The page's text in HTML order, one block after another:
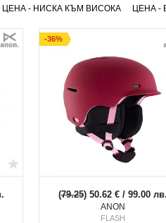
ЦЕНА - НИСКА КЪМ ВИСОКА ЦЕНА -
(79.25) 50.62 € / 99.00 лв.
ANON
FLASH
-36%